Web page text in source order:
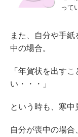
って
また、自分や手
中の場合。
「年賀状を出す
い・・・」
という時も、寒中
自分が喪中の場